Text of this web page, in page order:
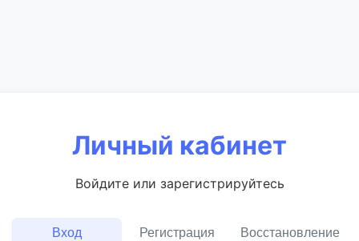
Личный кабинет
Войдите или зарегистрируйтесь
Вход Регистрация Восстановление